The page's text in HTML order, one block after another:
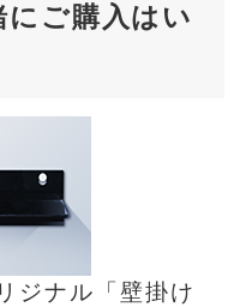
にご購入はい
ジナル「壁掛け